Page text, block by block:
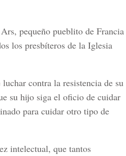
pequeño pueblito de Francia
los presbíteros de la Iglesia
contra la resistencia de su
su hijo siga el oficio de cuidar
para cuidar otro tipo de
intelectual, que tantos